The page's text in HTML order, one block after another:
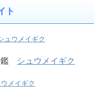
ト
ュウメイギク
鑑 シュウメイギク
メイギク